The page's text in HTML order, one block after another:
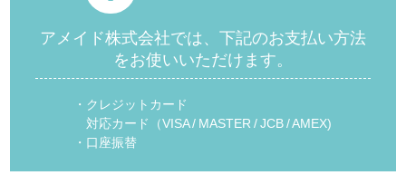
アメイド株式会社では、下記のお支払い方法
をお使いいただけます。
・クレジットカード
対応カード（VISA / MASTER / JCB / AMEX)
・口座振替